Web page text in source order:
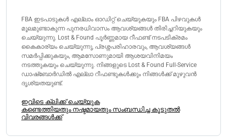
FBA ഇടപാടുകൾ എല്ലാം ഓഡിറ്റ് ചെയ്യുകയും FBA പിഴവുകൾ
മൂലമുണ്ടാകുന്ന പുനരധിവാസം ആവശ്യങ്ങൾ തിരിച്ചറിയുകയും
ചെയ്യുന്നു. Lost & Found പൂർണ്ണമായ റീഫണ്ട് നടപടിക്രമം
കൈകാര്യം ചെയ്യുന്നു, പ്രശ്നപരിഹാരവും, ആവശ്യങ്ങൾ
സമർപ്പിക്കുകയും, ആമസോണുമായി ആശയവിനിമയം
നടത്തുകയും ചെയ്യുന്നു. നിങ്ങളുടെ Lost & Found Full-Service
ഡാഷ്ബോർഡിൽ എല്ലാ റീഫണ്ടുകൾക്കും നിങ്ങൾക്ക് മുഴുവൻ
ദൃശ്യതയുണ്ട്.
ഇവിടെ ക്ലിക്ക് ചെയ്യുക
കണ്ടെത്തിയതും നഷ്ടമായതും സംബന്ധിച്ച കൂടുതൽ
വിവരങ്ങൾക്ക്